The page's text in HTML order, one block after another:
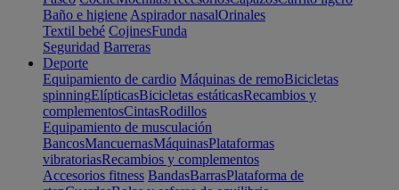
Baño e higiene Aspirador nasalOrinales
Textil bebé CojinesFunda
Seguridad Barreras
Deporte
Equipamiento de cardio Máquinas de remoBicicletas
spinningElípticasBicicletas estáticasRecambios y
complementosCintasRodillos
Equipamiento de musculación
BancosMancuernasMáquinasPlataformas
vibratoriasRecambios y complementos
Accesorios fitness BandasBarrasPlataforma de